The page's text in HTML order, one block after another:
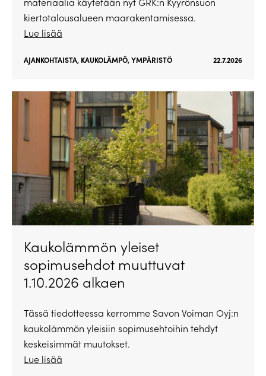
kiertotalousalueen maarakentamisessa.
Lue lisää
AJANKOHTAISTA, KAUKOLÄMPÖ,YMPÄRISTÖ 22.7.2026
Kaukolämmön yleiset
sopimusehdot muuttuvat
1.10.2026 alkaen
Tässä tiedotteessa kerromme Savon Voiman Oyj:n
kaukolämmön yleisiin sopimusehtoihin tehdyt
keskeisimmät muutokset.
Lue lisää